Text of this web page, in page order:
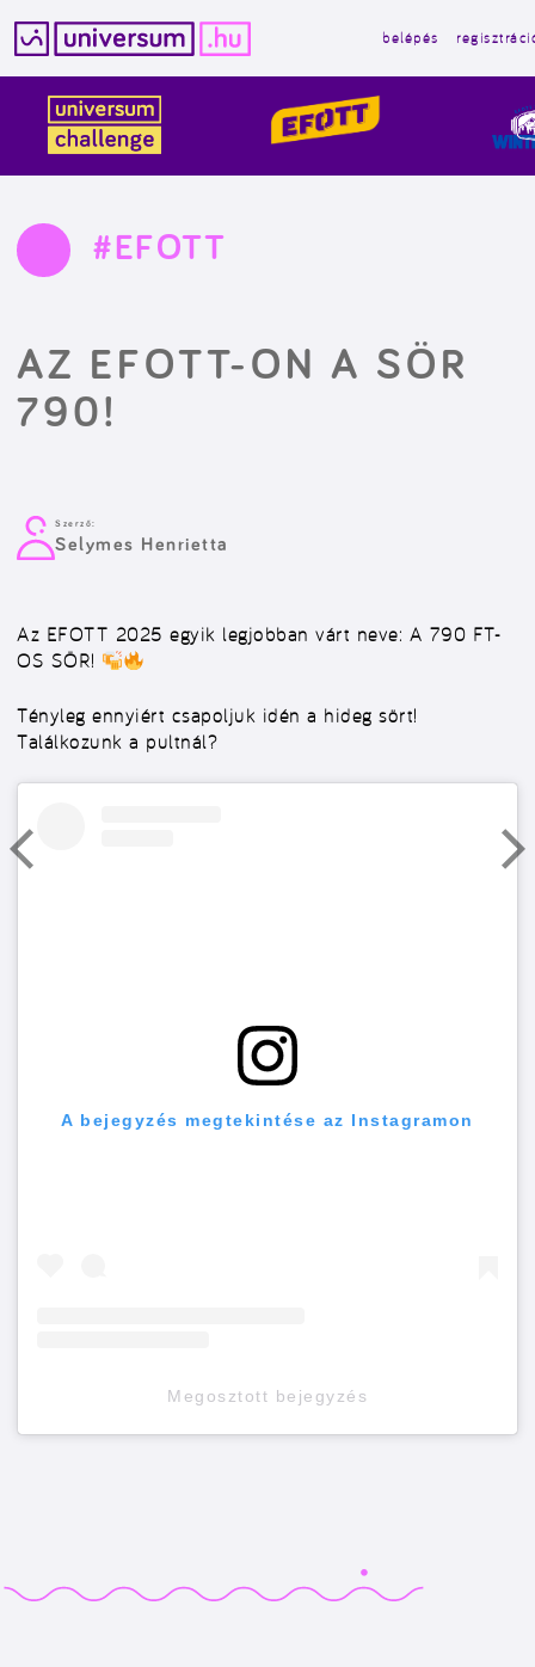
tartalomba
belépés
#EFOTT
AZ EFOTT-ON A SÖR
790!
Szerző:
Selymes Henrietta
Az EFOTT 2025 egyik legjobban várt neve: A 790 FT-
OS SÖR!
Tényleg ennyiért csapoljuk idén a hideg sört!
Találkozunk a pultnál?
A bejegyzés megtekintése az Instagramon
Megosztott bejegyzés